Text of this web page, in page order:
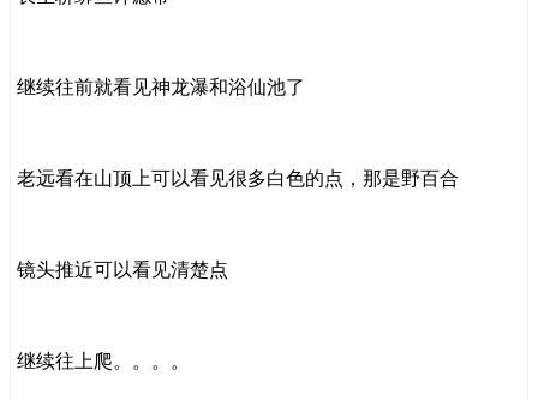
继续往前就看见神龙瀑和浴仙池了
老远看在山顶上可以看见很多白色的点，那是野百合
镜头推近可以看见清楚点
继续往上爬。。。。